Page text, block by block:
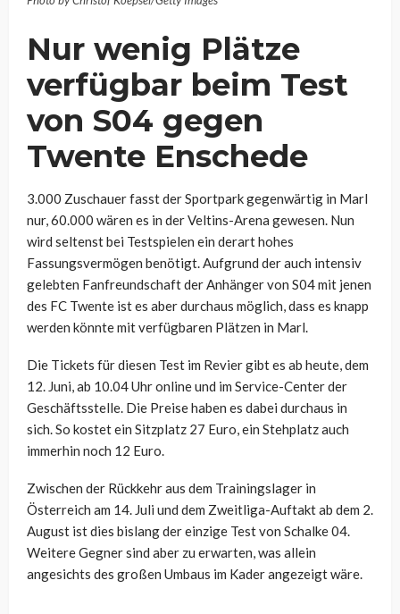
Nur wenig Plätze
verfügbar beim Test
von S04 gegen
Twente Enschede
3.000 Zuschauer fasst der Sportpark gegenwärtig in Marl
nur, 60.000 wären es in der Veltins-Arena gewesen. Nun
wird seltenst bei Testspielen ein derart hohes
Fassungsvermögen benötigt. Aufgrund der auch intensiv
gelebten Fanfreundschaft der Anhänger von S04 mit jenen
des FC Twente ist es aber durchaus möglich, dass es knapp
werden könnte mit verfügbaren Plätzen in Marl.
Die Tickets für diesen Test im Revier gibt es ab heute, dem
12. Juni, ab 10.04 Uhr online und im Service-Center der
Geschäftsstelle. Die Preise haben es dabei durchaus in
sich. So kostet ein Sitzplatz 27 Euro, ein Stehplatz auch
immerhin noch 12 Euro.
Zwischen der Rückkehr aus dem Trainingslager in
Österreich am 14. Juli und dem Zweitliga-Auftakt ab dem 2.
August ist dies bislang der einzige Test von Schalke 04.
Weitere Gegner sind aber zu erwarten, was allein
angesichts des großen Umbaus im Kader angezeigt wäre.